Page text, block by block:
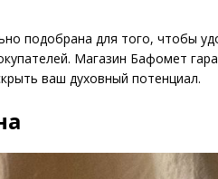
подобрана для того, чтобы
Магазин Бафомет
ваш духовный потенциал.